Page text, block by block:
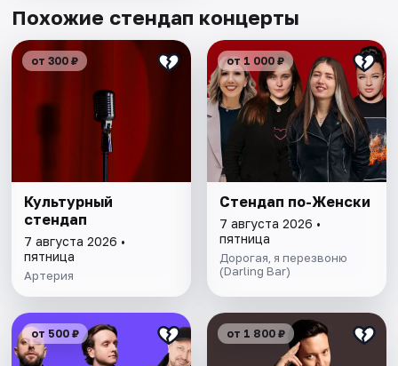
Похожие стендап концерты
от 300 ₽
Культурный
стендап
7 августа 2026 •
пятница
Артерия
от 1 000 ₽
Стендап по-Женски
7 августа 2026 •
пятница
Дорогая, я перезвоню
(Darling Bar)
от 500 ₽ от 1 800 ₽